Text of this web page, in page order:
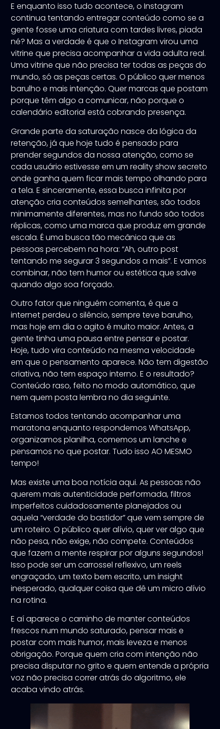
E enquanto isso tudo acontece, o Instagram
continua tentando entregar conteúdo como se a
gente fosse uma criatura com tardes livres, piada
né? Mas a verdade é que o Instagram virou uma
vitrine que precisa acompanhar a vida adulta real.
Uma vitrine que não precisa ter todas as peças do
mundo, só as peças certas. O público quer menos
barulho e mais intenção. Quer marcas que postam
porque têm algo a comunicar, não porque o
calendário editorial está cobrando presença.
Grande parte da saturação nasce da lógica da
retenção, já que hoje tudo é pensado para
prender segundos da nossa atenção, como se
cada usuário estivesse em um reality show secreto
onde ganha quem ficar mais tempo olhando para
a tela. E sinceramente, essa busca infinita por
atenção cria conteúdos semelhantes, são todos
minimamente diferentes, mas no fundo são todos
réplicas, como uma marca que produz em grande
escala. É uma busca tão mecânica que as
pessoas percebem na hora: “Ah, outro post
tentando me segurar 3 segundos a mais”. E vamos
combinar, não tem humor ou estética que salve
quando algo soa forçado.
Outro fator que ninguém comenta, é que a
internet perdeu o silêncio, sempre teve barulho,
mas hoje em dia o agito é muito maior. Antes, a
gente tinha uma pausa entre pensar e postar.
Hoje, tudo vira conteúdo na mesma velocidade
em que o pensamento aparece. Não tem digestão
criativa, não tem espaço interno. E o resultado?
Conteúdo raso, feito no modo automático, que
nem quem posta lembra no dia seguinte.
Estamos todos tentando acompanhar uma
maratona enquanto respondemos WhatsApp,
organizamos planilha, comemos um lanche e
pensamos no que postar. Tudo isso AO MESMO
tempo!
Mas existe uma boa notícia aqui. As pessoas não
querem mais autenticidade performada, filtros
imperfeitos cuidadosamente planejados ou
aquela “verdade do bastidor” que vem sempre de
um roteiro. O público quer alívio, quer ver algo que
não pesa, não exige, não compete. Conteúdos
que fazem a mente respirar por alguns segundos!
Isso pode ser um carrossel reflexivo, um reels
engraçado, um texto bem escrito, um insight
inesperado, qualquer coisa que dê um micro alívio
na rotina.
E aí aparece o caminho de manter conteúdos
frescos num mundo saturado, pensar mais e
postar com mais humor, mais leveza e menos
obrigação. Porque quem cria com intenção não
precisa disputar no grito e quem entende a própria
voz não precisa correr atrás do algoritmo, ele
acaba vindo atrás.